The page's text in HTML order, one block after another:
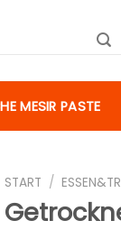
MESIR PASTE
START /